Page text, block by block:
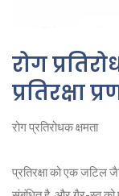
रोग
प्रतिरक्षा
रोग प्रतिरोधक क्षमता
प्रतिरक्षा को एक जटिल